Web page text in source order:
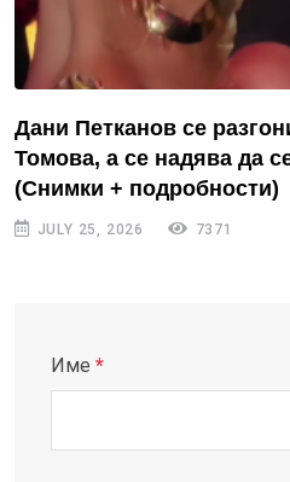
Дани Петканов се
Томова, а се надява да
(Снимки + подробности)
JULY 25, 2026 7371
Име *